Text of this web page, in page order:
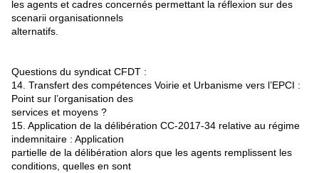
les agents et cadres concernés permettant la réflexion sur des
scenarii organisationnels
alternatifs.
Questions du syndicat CFDT :
14. Transfert des compétences Voirie et Urbanisme vers l’EPCI :
Point sur l’organisation des
services et moyens ?
15. Application de la délibération CC-2017-34 relative au régime
indemnitaire : Application
partielle de la délibération alors que les agents remplissent les
conditions, quelles en sont